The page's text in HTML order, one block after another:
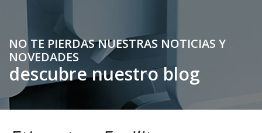
NO TE PIERDAS NUESTRAS NOTICIAS Y
NOVEDADES
descubre nuestro blog